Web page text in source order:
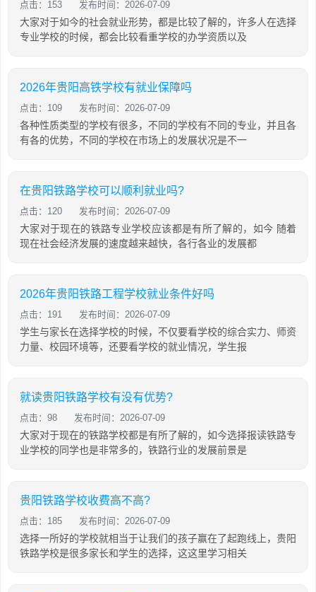
点击：153 发布时间：2026-07-09
大家对于如今的社会就业形势，都是比较了解的，许多人在选择
专业学校的时候，都会比较看重学校的办学资质以及
2026年贵阳高铁学校有就业保障吗
点击：109 发布时间：2026-07-09
各种性质类型的学校有很多，不同的学校有不同的专业，并且各
有各的优势，不同的学校在市场上的发展状况是不一
在贵阳铁路学校可以顺利就业吗?
点击：120 发布时间：2026-07-09
大家对于现在的铁路专业学校应该都是有所了解的，如今 随着
现在社会经济发展的速度越来越快，各行各业的发展都
2026年贵阳铁路工程学校就业条件好吗
点击：191 发布时间：2026-07-09
学生与家长在选择学校的时候，不仅要看学校的综合实力、师资
力量、校园环境等，还要看学校的就业情况，学生报
就读贵阳铁路学校有没有优势?
点击：98 发布时间：2026-07-09
大家对于现在的铁路学校都是有所了解的，如今选择报读铁路专
业学校的同学也是非常多的，铁路行业的发展前景是
贵阳铁路学校收费高不高?
点击：185 发布时间：2026-07-09
选择一所好的学校就相当于让我们的孩子赢在了起跑线上，贵阳
铁路学校是很多家长和学生的选择，这这里学习相关